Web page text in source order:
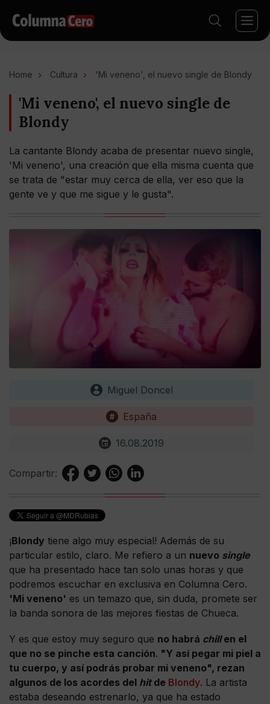
Home Cultura 'Mi veneno', el nuevo single de Blondy
'Mi veneno', el nuevo single de
Blondy
La cantante Blondy acaba de presentar nuevo single,
'Mi veneno', una creación que ella misma cuenta que
se trata de "estar muy cerca de ella, ver eso que la
gente ve y que me sigue y le gusta".
Miguel Doncel
España
16.08.2019
Compartir:
¡Blondy tiene algo muy especial! Además de su
particular estilo, claro. Me refiero a un nuevo single
que ha presentado hace tan solo unas horas y que
podremos escuchar en exclusiva en Columna Cero.
'Mi veneno' es un temazo que, sin duda, promete ser
la banda sonora de las mejores fiestas de Chueca.
Y es que estoy muy seguro que no habrá chillen el
que no se pinche esta canción. "Y así pegar mi piel a
tu cuerpo, y así podrás probar mi veneno", rezan
algunos de los acordes del hitde Blondy. La artista
estaba deseando estrenarlo, ya que ha estado